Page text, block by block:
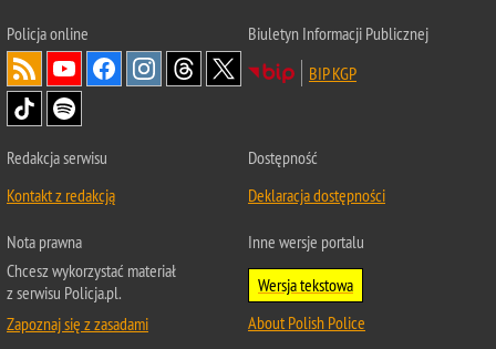
Policjaonline
Biuletyn Informacji Publicznej
BIP KGP
Redakcja serwisu
Kontakt z redakcją
Dostępność
Deklaracja dostępności
Nota prawna
Chcesz wykorzystać materiał
z serwisu Policja.pl.
Zapoznaj się z zasadami
Inne wersje portalu
Wersja tekstowa
About Polish Police